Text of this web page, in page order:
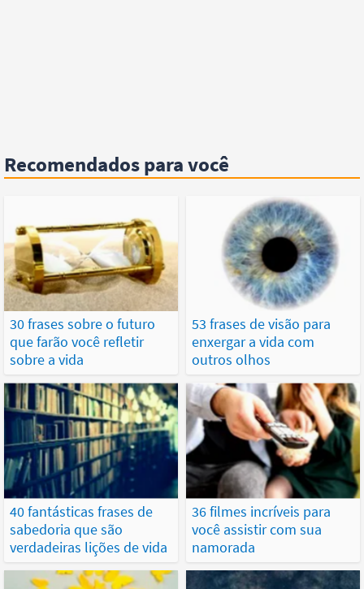
Recomendados para você
30 frases sobre o futuro
que farão você refletir
sobre a vida
53 frases de visão para
enxergar a vida com
outros olhos
40 fantásticas frases de
sabedoria que são
verdadeiras lições de vida
36 filmes incríveis para
você assistir com sua
namorada